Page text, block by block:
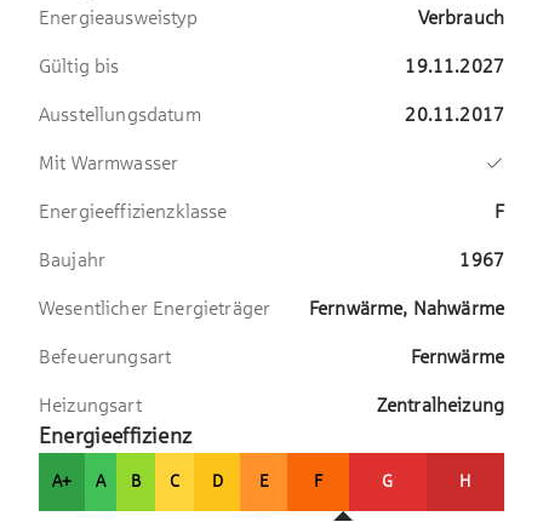
eigenes Kellerabteil sowie einen zur
Tiefgaragenstellplatz (Kaufpreis: 20.000
auch perspektivisch zur Eigennutzung.
Energieausweistyp Verbrauch
Gültig bis 19.11.2027
Ausstellungsdatum 20.11.2017
Mit Warmwasser
Energieeffizienzklasse F
Baujahr 1967
Wesentlicher Energieträger Fernwärme, Nahwärme
Befeuerungsart Fernwärme
Heizungsart Zentralheizung
Energieeffizienz
A+ A B C D E F G H